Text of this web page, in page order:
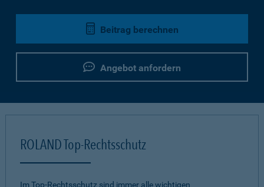
Beitrag berechnen
Angebot anfordern
ROLAND Top-Rechtsschutz
Im Top-Rechtsschutz sind immer alle wichtigen